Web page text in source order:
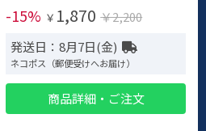
-15% ￥ 1,870 ￥2,200
発送日：8月7日(金)
ネコポス（郵便受けへお届け）
商品詳細・ご注文